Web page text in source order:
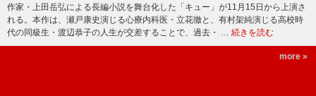
作家・上田岳弘による長編小説を舞台化した「キュー」が11月15日から上演さ
れる。本作は、瀬戸康史演じる心療内科医・立花徹と、有村架純演じる高校時
代の同級生・渡辺恭子の人生が交差することで、過去・ … 続きを読む
more »